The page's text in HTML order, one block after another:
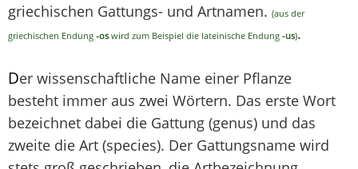
griechischen Gattungs- und Artnamen. (aus der
griechischen Endung -os wird zum Beispiel die lateinische Endung -us).
Der wissenschaftliche Name einer Pflanze
besteht immer aus zwei Wörtern. Das erste Wort
bezeichnet dabei die Gattung (genus) und das
zweite die Art (species). Der Gattungsname wird